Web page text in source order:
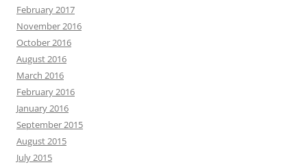
February 2017
November 2016
October 2016
August 2016
March 2016
February 2016
January 2016
September 2015
August 2015
July 2015